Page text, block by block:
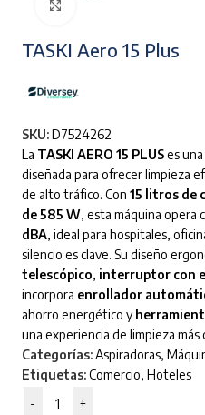
TASKI Aero 15 Plus
SKU:D7524262
La TASKI AERO 15 PLUSes una
diseñada para ofrecer limpieza
de alto tráfico. Con 15 litros de
de 585 W, esta máquina opera
dBA, ideal para hospitales,
silencio es clave. Su diseño
telescópico, interruptor con
incorpora enrollador
ahorro energético y
una experiencia de limpieza
Categorías:Aspiradoras,
Etiquetas:Comercio, Hoteles
-
+